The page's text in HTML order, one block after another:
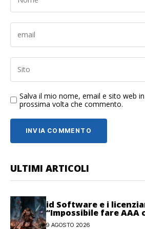
Salva il mio nome, email e sito web
prossima volta che commento.
ULTIMI ARTICOLI
id Software e i
“Impossibile fare AAA
personale”
9 AGOSTO 2026